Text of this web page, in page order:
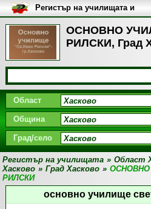
ОСНОВНО
РИЛСКИ, Град
Регистър на училищата и
университетите в България
Област
Община
Град/село
Регистър на училищата » Област
Хасково » Град Хасково »
РИЛСКИ
основно училище